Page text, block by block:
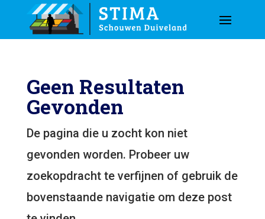
Geen Resultaten
Gevonden
De pagina die u zocht kon niet
gevonden worden. Probeer uw
zoekopdracht te verfijnen of gebruik de
bovenstaande navigatie om deze post